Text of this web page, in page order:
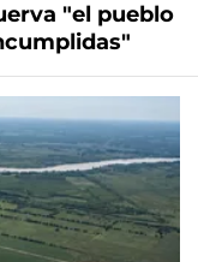
"el pueblo